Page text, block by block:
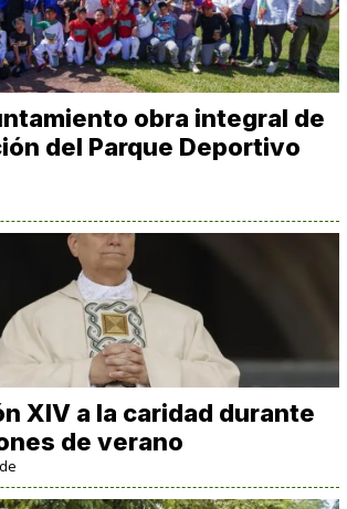
obra integral de
del Parque Deportivo
XIV a la caridad durante
de verano